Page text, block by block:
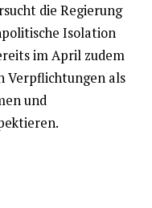
die Regierung
Isolation
im April zudem
Verpflichtungen als
und